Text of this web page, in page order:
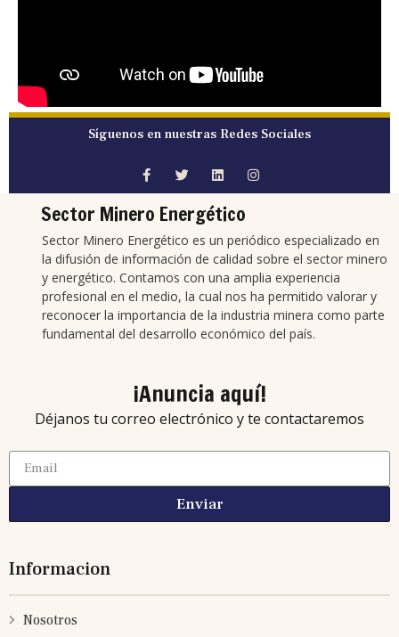
Síguenos en nuestras Redes Sociales
Sector Minero Energético
Sector Minero Energético es un periódico especializado en
la difusión de información de calidad sobre el sector minero
y energético. Contamos con una amplia experiencia
profesional en el medio, la cual nos ha permitido valorar y
reconocer la importancia de la industria minera como parte
fundamental del desarrollo económico del país.
¡Anuncia aquí!
Déjanos tu correo electrónico y te contactaremos
Enviar
Informacion
Nosotros